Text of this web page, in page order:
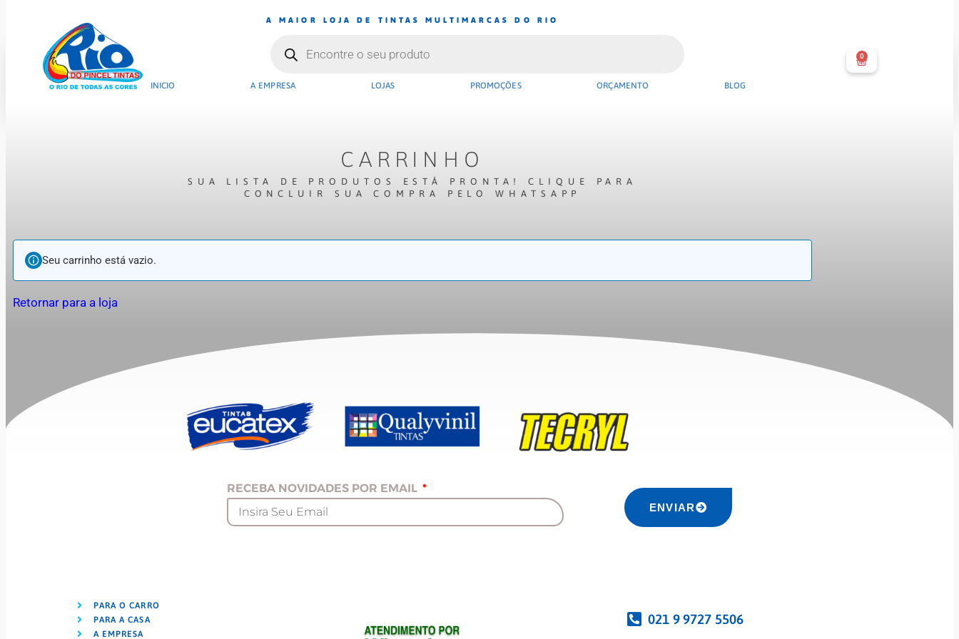
A MAIOR LOJA DE TINTAS MULTIMARCAS DO RIO
0
INICIO A EMPRESA LOJAS PROMOÇÕES ORÇAMENTO BLOG
CARRINHO
SUA LISTA DE PRODUTOS ESTÁ PRONTA! CLIQUE PARA
CONCLUIR SUA COMPRA PELO WHATSAPP
Seu carrinho está vazio.
Retornar para a loja
RECEBA NOVIDADES POR EMAIL
ENVIAR
PARA O CARRO
PARA A CASA
A EMPRESA
021 9 9727 5506